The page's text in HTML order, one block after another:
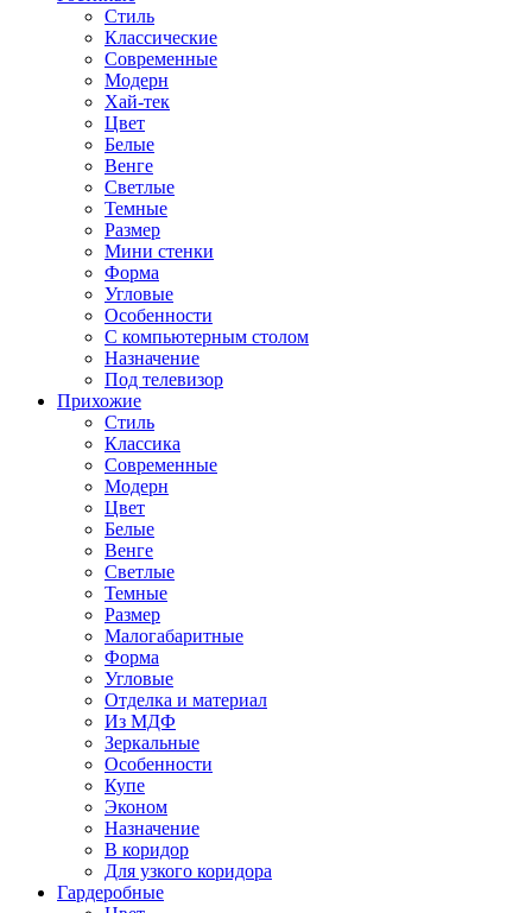
Стиль
Классические
Современные
Модерн
Хай-тек
Цвет
Белые
Венге
Светлые
Темные
Размер
Мини стенки
Форма
Угловые
Особенности
С компьютерным столом
Назначение
Под телевизор
Прихожие
Стиль
Классика
Современные
Модерн
Цвет
Белые
Венге
Светлые
Темные
Размер
Малогабаритные
Форма
Угловые
Отделка и материал
Из МДФ
Зеркальные
Особенности
Купе
Эконом
Назначение
В коридор
Для узкого коридора
Гардеробные